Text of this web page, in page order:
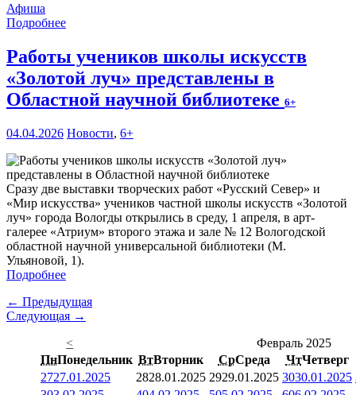
Афиша
Подробнее
Работы учеников школы искусств
«Золотой луч» представлены в
Областной научной библиотеке 6+
04.04.2026 Новости, 6+
Сразу две выставки творческих работ «Русский Север» и
«Мир искусства» учеников частной школы искусств «Золотой
луч» города Вологды открылись в среду, 1 апреля, в арт-
галерее «Атриум» второго этажа и зале № 12 Вологодской
областной научной универсальной библиотеки (М.
Ульяновой, 1).
Подробнее
← Предыдущая
Следующая →
<
Февраль 2025
ПнПонедельник ВтВторник СрСреда ЧтЧетверг
2727.01.2025 2828.01.2025 2929.01.2025 3030.01.2025